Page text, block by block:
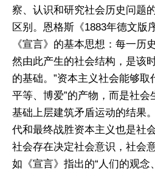
察、认识和研究社会历史问题
区别。恩格斯《1883年德文版
《宣言》的基本思想：每一历
然由此产生的社会结构，是该
的基础。”资本主义社会能够取
平等、博爱”的产物，而是社
基础上层建筑矛盾运动的结果
代和最终战胜资本主义也是社
社会存在决定社会意识，社会
如《宣言》指出的“人们的观念